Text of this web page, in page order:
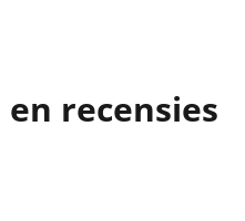
recensies